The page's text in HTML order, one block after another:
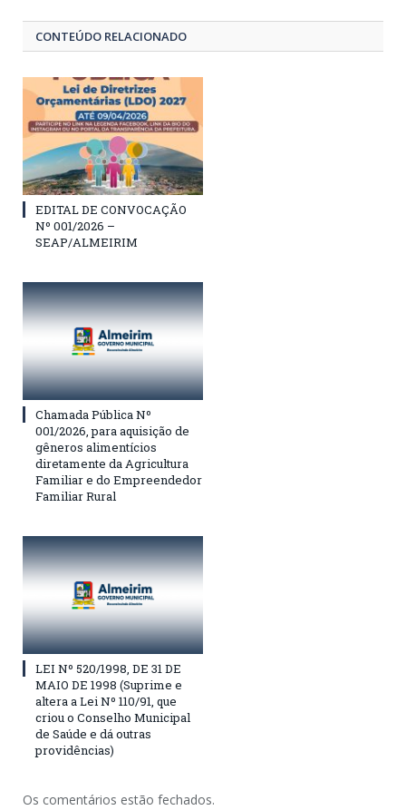
CONTEÚDO RELACIONADO
EDITAL DE CONVOCAÇÃO
Nº 001/2026 –
SEAP/ALMEIRIM
Chamada Pública Nº
001/2026, para aquisição de
gêneros alimentícios
diretamente da Agricultura
Familiar e do Empreendedor
Familiar Rural
LEI Nº 520/1998, DE 31 DE
MAIO DE 1998 (Suprime e
altera a Lei Nº 110/91, que
criou o Conselho Municipal
de Saúde e dá outras
providências)
Os comentários estão fechados.